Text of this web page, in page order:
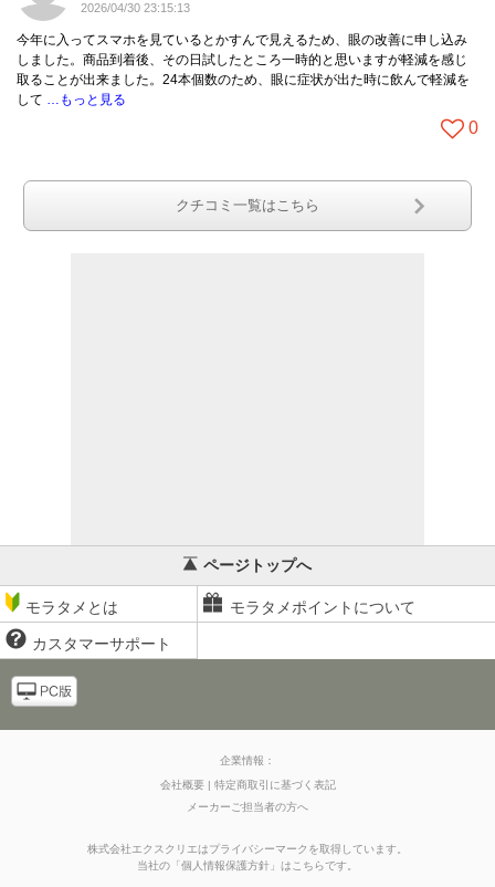
2026/04/30 23:15:13
今年に入ってスマホを見ているとかすんで見えるため、眼の改善に申し込み
しました。商品到着後、その日試したところ一時的と思いますが軽減を感じ
取ることが出来ました。24本個数のため、眼に症状が出た時に飲んで軽減を
して …もっと見る
0
クチコミ一覧はこちら
ページトップへ
モラタメとは モラタメポイントについて
カスタマーサポート
企業情報：
会社概要
特定商取引に基づく表記
メーカーご担当者の方へ
株式会社エクスクリエはプライバシーマークを取得しています。
当社の 「 個人情報保護方針 」はこちらです。